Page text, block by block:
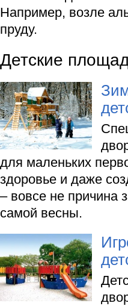
Например, возле
пруду.
Детские
для маленьких
здоровье и даже
– вовсе не причина
самой весны.